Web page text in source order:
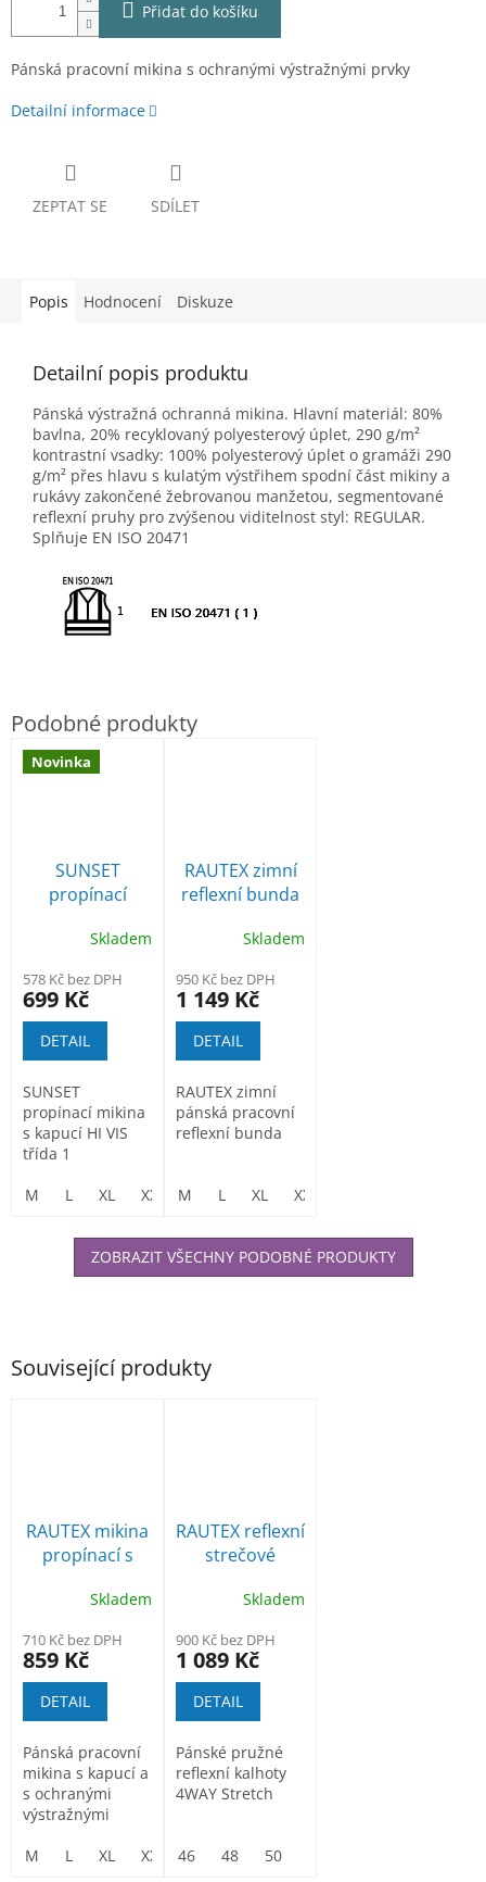
Přidat do košíku
Pánská pracovní mikina s ochranými výstražnými prvky
Detailní informace
ZEPTAT SE SDÍLET
Související produkty
RAUTEX mikina
propínací s
Skladem
710 Kč bez DPH
859 Kč
DETAIL
Pánská pracovní
mikina s kapucí a
s ochranými
výstražnými
M
L XL XXL 3XL
RAUTEX reflexní
strečové
pasu
Skladem
900 Kč bez DPH
1 089 Kč
DETAIL
Pánské pružné
reflexní kalhoty
4WAY Stretch
46 48 50
Popis Hodnocení Diskuze
Detailní popis produktu
Pánská výstražná ochranná mikina. Hlavní materiál: 80%
bavlna, 20% recyklovaný polyesterový úplet, 290 g/m²
kontrastní vsadky: 100% polyesterový úplet o gramáži 290
g/m² přes hlavu s kulatým výstřihem spodní část mikiny a
rukávy zakončené žebrovanou manžetou, segmentované
reflexní pruhy pro zvýšenou viditelnost styl: REGULAR.
Splňuje EN ISO 20471
Novinka
SUNSET
propínací
Skladem
578 Kč bez DPH
699 Kč
DETAIL
SUNSET
propínací mikina
s kapucí HI VIS
třída 1
M
L XL XXL
RAUTEX zimní
reflexní bunda
Skladem
950 Kč bez DPH
1 149 Kč
DETAIL
RAUTEX zimní
pánská pracovní
reflexní bunda
M L XL XXL
ZOBRAZIT VŠECHNY PODOBNÉ PRODUKTY